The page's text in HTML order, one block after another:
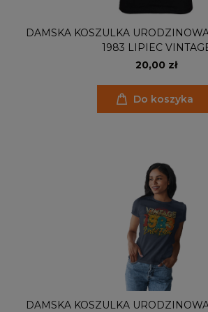
DAMSKA KOSZULKA
1983 LIPIEC
20,00 zł
Do koszyka
DAMSKA KOSZULKA